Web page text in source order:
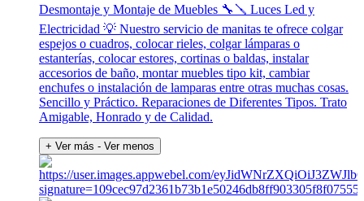
Desmontaje y Montaje de Muebles 🔧🪛 Luces Led y
Electricidad 💡 Nuestro servicio de manitas te ofrece colgar
espejos o cuadros, colocar rieles, colgar lámparas o
estanterías, colocar estores, cortinas o baldas, instalar
accesorios de baño, montar muebles tipo kit, cambiar
enchufes o instalación de lamparas entre otras muchas cosas.
Sencillo y Práctico. Reparaciones de Diferentes Tipos. Trato
Amigable, Honrado y de Calidad.
+ Ver más - Ver menos